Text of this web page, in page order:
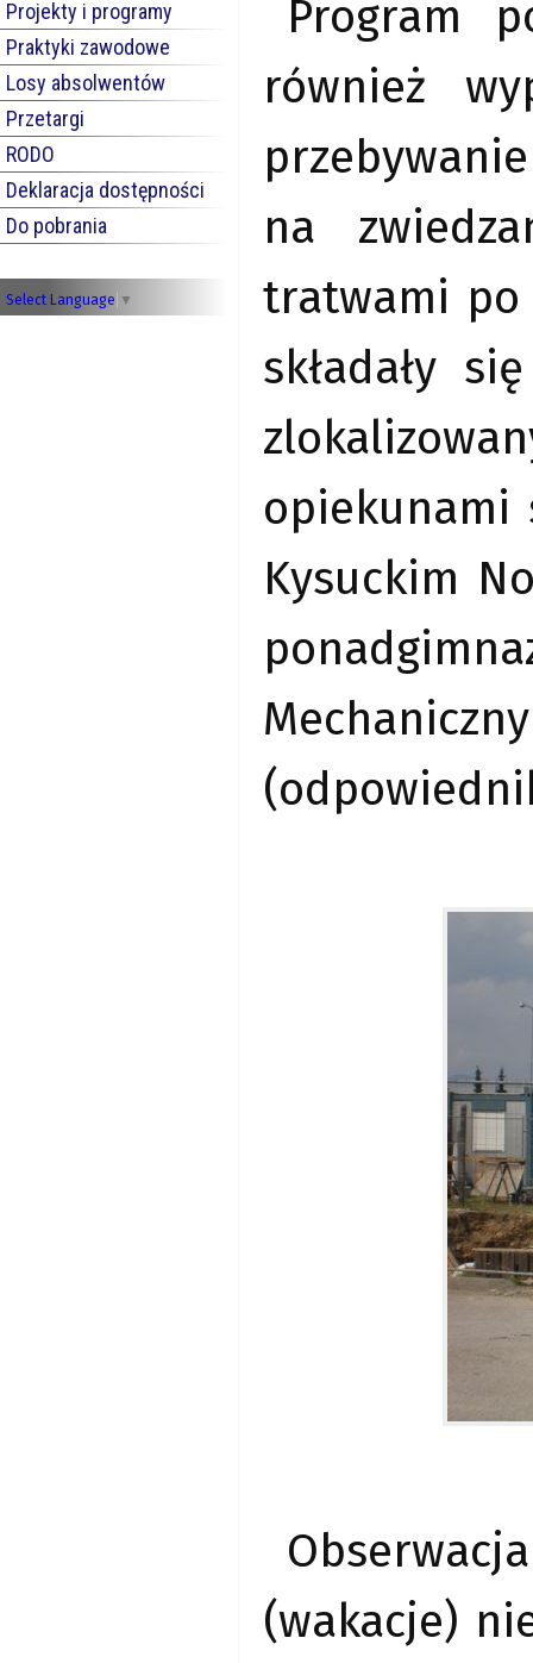
Projekty i programy
Praktyki zawodowe
Losy absolwentów
Przetargi
RODO
Deklaracja dostępności
Do pobrania
Select Language ▼
Program
również
na
tratwami po
składały
opiekunami
Kysuckim
(wakacje)